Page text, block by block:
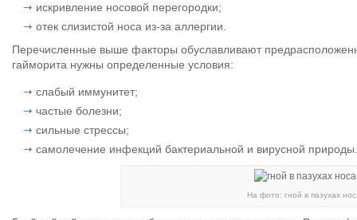
искривление носовой перегородки;
отек слизистой носа из-за аллергии.
Перечисленные выше факторы обуславливают
гайморита нужны определенные условия:
слабый иммунитет;
частые болезни;
сильные стрессы;
самолечение инфекций бактериальной и вирусной природы.
На фото: гной в пазухах